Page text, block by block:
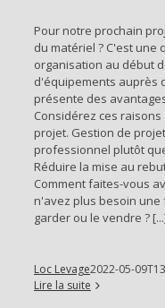
Pour notre prochain
du matériel ? C'est
organisation au début
d'équipements auprès
présente des
Considérez ces
projet. Gestion de
professionnel plutôt
Réduire la mise au
Comment faites-vous
n'avez plus besoin une
garder ou le vendre ?
Loc Levage2022-05-
Lire la suite